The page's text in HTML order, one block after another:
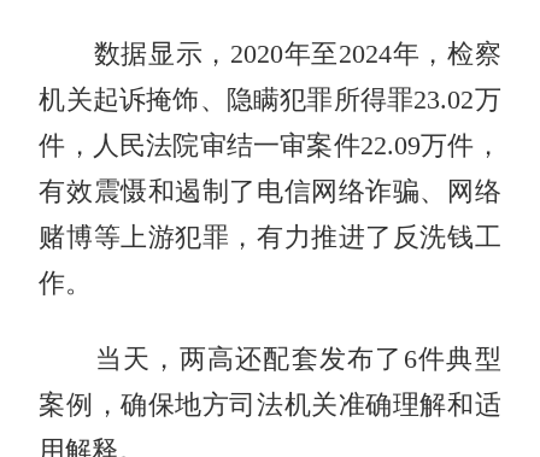
数据显示，2020年至2024年，检察
机关起诉掩饰、隐瞒犯罪所得罪23.02万
件，人民法院审结一审案件22.09万件，
有效震慑和遏制了电信网络诈骗、网络
赌博等上游犯罪，有力推进了反洗钱工
作。
当天，两高还配套发布了6件典型
案例，确保地方司法机关准确理解和适
用解释。